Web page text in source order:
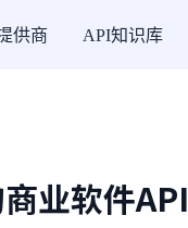
供商 API知识库
业软件API